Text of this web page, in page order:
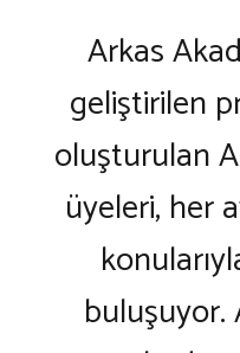
Arkas
geliştirilen
oluşturulan
üyeleri, her
buluşuyor.